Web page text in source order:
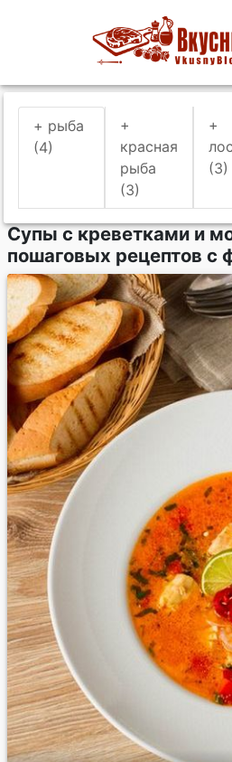
+ рыба
(4)
+
красная
рыба
(3)
+
(3)
Супы с креветками и
пошаговых рецептов с